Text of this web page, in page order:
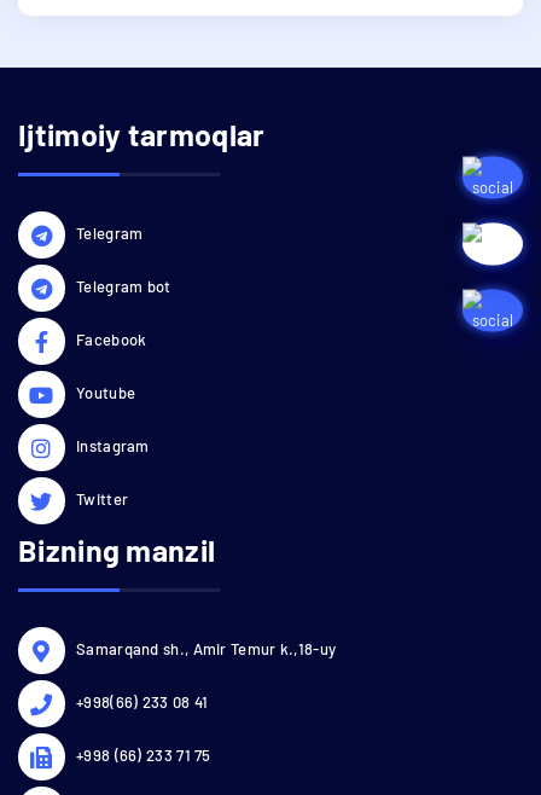
Ijtimoiy tarmoqlar
Telegram
Telegram bot
Facebook
Youtube
Instagram
Twitter
Bizning manzil
Samarqand sh., Amir Temur k.,18-uy
+998(66) 233 08 41
+998 (66) 233 71 75